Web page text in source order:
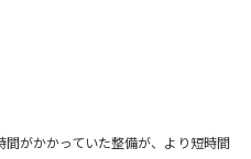
がかかっていた整備が、より短時間